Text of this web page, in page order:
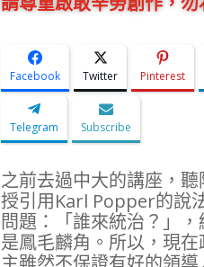
請尊重啟敢辛勞創作，
Facebook Twitter Pinterest
Telegram Subscribe
之前去過中大的講座，
授引用Karl Popper的說
問題：「誰來統治？」
是鳳毛麟角。所以，現